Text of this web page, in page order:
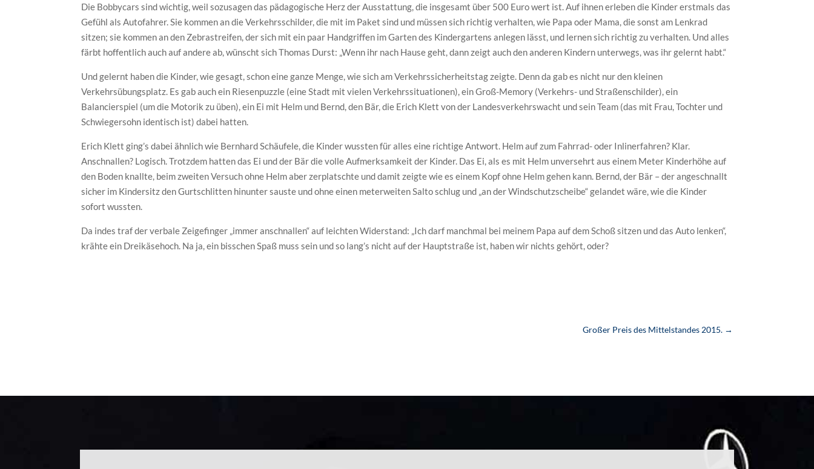
Die Bobbycars sind wichtig, weil sozusagen das pädagogische Herz der Ausstattung, die insgesamt über 500 Euro wert ist. Auf ihnen erleben die Kinder erstmals das
Gefühl als Autofahrer. Sie kommen an die Verkehrsschilder, die mit im Paket sind und müssen sich richtig verhalten, wie Papa oder Mama, die sonst am Lenkrad
sitzen; sie kommen an den Zebrastreifen, der sich mit ein paar Handgriffen im Garten des Kindergartens anlegen lässt, und lernen sich richtig zu verhalten. Und alles
färbt hoffentlich auch auf andere ab, wünscht sich Thomas Durst: „Wenn ihr nach Hause geht, dann zeigt auch den anderen Kindern unterwegs, was ihr gelernt habt.“
Und gelernt haben die Kinder, wie gesagt, schon eine ganze Menge, wie sich am Verkehrssicherheitstag zeigte. Denn da gab es nicht nur den kleinen
Verkehrsübungsplatz. Es gab auch ein Riesenpuzzle (eine Stadt mit vielen Verkehrssituationen), ein Groß-Memory (Verkehrs- und Straßenschilder), ein
Balancierspiel (um die Motorik zu üben), ein Ei mit Helm und Bernd, den Bär, die Erich Klett von der Landesverkehrswacht und sein Team (das mit Frau, Tochter und
Schwiegersohn identisch ist) dabei hatten.
Erich Klett ging’s dabei ähnlich wie Bernhard Schäufele, die Kinder wussten für alles eine richtige Antwort. Helm auf zum Fahrrad- oder Inlinerfahren? Klar.
Anschnallen? Logisch. Trotzdem hatten das Ei und der Bär die volle Aufmerksamkeit der Kinder. Das Ei, als es mit Helm unversehrt aus einem Meter Kinderhöhe auf
den Boden knallte, beim zweiten Versuch ohne Helm aber zerplatschte und damit zeigte wie es einem Kopf ohne Helm gehen kann. Bernd, der Bär – der angeschnallt
sicher im Kindersitz den Gurtschlitten hinunter sauste und ohne einen meterweiten Salto schlug und „an der Windschutzscheibe“ gelandet wäre, wie die Kinder
sofort wussten.
Da indes traf der verbale Zeigefinger „immer anschnallen“ auf leichten Widerstand: „Ich darf manchmal bei meinem Papa auf dem Schoß sitzen und das Auto lenken“,
krähte ein Dreikäsehoch. Na ja, ein bisschen Spaß muss sein und so lang’s nicht auf der Hauptstraße ist, haben wir nichts gehört, oder?
Großer Preis des Mittelstandes 2015.→